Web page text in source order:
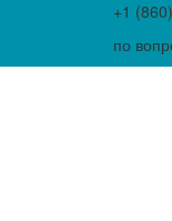
+1
по